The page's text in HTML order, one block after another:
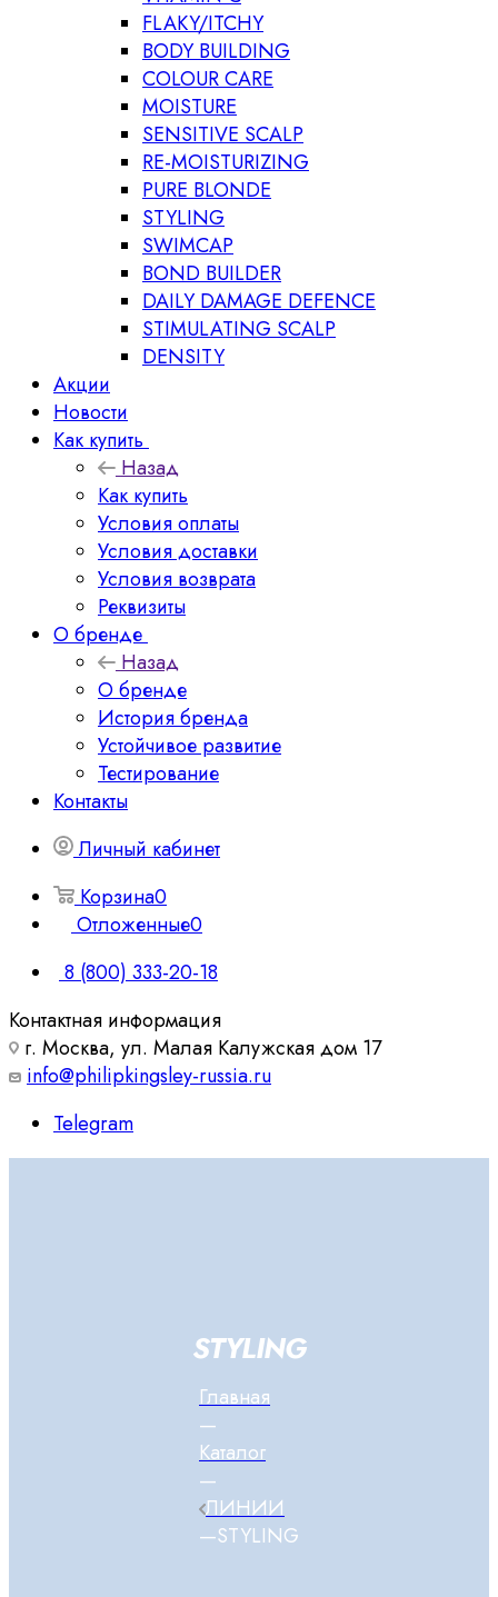
FLAKY/ITCHY
BODY BUILDING
COLOUR CARE
MOISTURE
SENSITIVE SCALP
RE-MOISTURIZING
PURE BLONDE
STYLING
SWIMCAP
BOND BUILDER
DAILY DAMAGE DEFENCE
STIMULATING SCALP
DENSITY
Акции
Новости
Как купить
Назад
Как купить
Условия оплаты
Условия доставки
Условия возврата
Реквизиты
О бренде
Назад
О бренде
История бренда
Устойчивое развитие
Тестирование
Контакты
Личный кабинет
Корзина0
Отложенные0
8 (800) 333-20-18
Контактная информация
г. Москва, ул. Малая Калужская дом 17
info@philipkingsley-russia.ru
Telegram
STYLING
Главная
—
Каталог
—
ЛИНИИ
—STYLING